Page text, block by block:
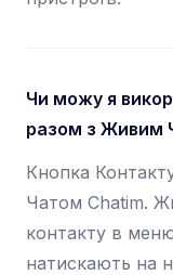
Чи можу я
разом з Живим
Кнопка
Чатом Chatim.
контакту в
натискають на